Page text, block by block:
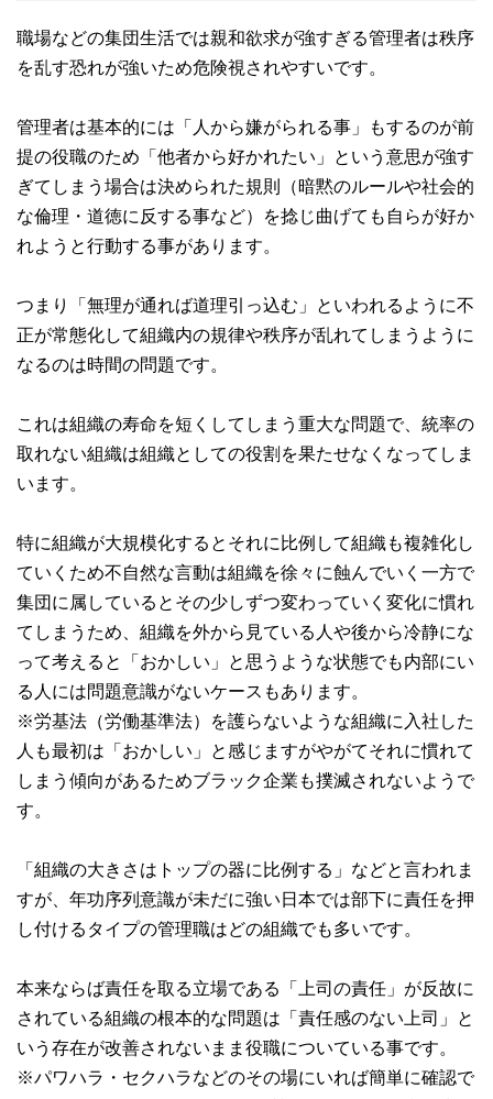
職場などの集団生活では親和欲求が強すぎる管理者は秩序
を乱す恐れが強いため危険視されやすいです。
管理者は基本的には「人から嫌がられる事」もするのが前
提の役職のため「他者から好かれたい」という意思が強す
ぎてしまう場合は決められた規則（暗黙のルールや社会的
な倫理・道徳に反する事など）を捻じ曲げても自らが好か
れようと行動する事があります。
つまり「無理が通れば道理引っ込む」といわれるように不
正が常態化して組織内の規律や秩序が乱れてしまうように
なるのは時間の問題です。
これは組織の寿命を短くしてしまう重大な問題で、統率の
取れない組織は組織としての役割を果たせなくなってしま
います。
特に組織が大規模化するとそれに比例して組織も複雑化し
ていくため不自然な言動は組織を徐々に蝕んでいく一方で
集団に属しているとその少しずつ変わっていく変化に慣れ
てしまうため、組織を外から見ている人や後から冷静にな
って考えると「おかしい」と思うような状態でも内部にい
る人には問題意識がないケースもあります。
※労基法（労働基準法）を護らないような組織に入社した
人も最初は「おかしい」と感じますがやがてそれに慣れて
しまう傾向があるためブラック企業も撲滅されないようで
す。
「組織の大きさはトップの器に比例する」などと言われま
すが、年功序列意識が未だに強い日本では部下に責任を押
し付けるタイプの管理職はどの組織でも多いです。
本来ならば責任を取る立場である「上司の責任」が反故に
されている組織の根本的な問題は「責任感のない上司」と
いう存在が改善されないまま役職についている事です。
※パワハラ・セクハラなどのその場にいれば簡単に確認で